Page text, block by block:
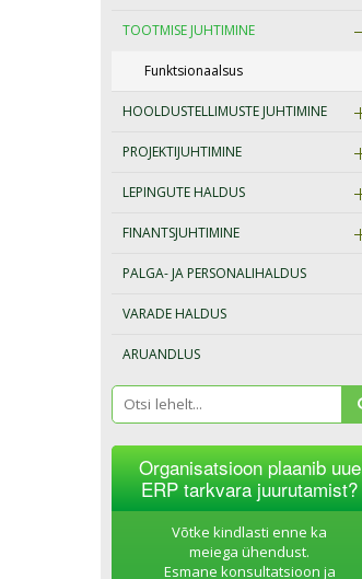
TOOTMISE JUHTIMINE
Funktsionaalsus
HOOLDUSTELLIMUSTE JUHTIMINE
PROJEKTIJUHTIMINE
LEPINGUTE HALDUS
FINANTSJUHTIMINE
PALGA- JA PERSONALIHALDUS
VARADE HALDUS
ARUANDLUS
Organisatsioon plaanib uue
ERP tarkvara juurutamist?
Võtke kindlasti enne ka
meiega ühendust.
Esmane konsultatsioon ja